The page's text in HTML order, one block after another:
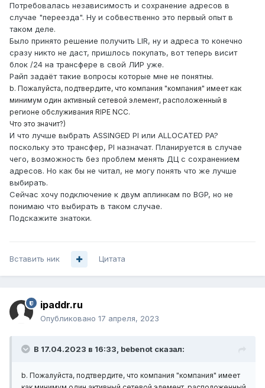
Потребовалась независимость и сохранение адресов в
случае "переезда". Ну и собвественно это первый опыт в
таком деле.
Было принято решение получить LIR, ну и адреса то конечно
сразу никто не даст, пришлось покупать, вот теперь висит
блок /24 на трансфере в свой ЛИР уже.
Райп задаёт такие вопросы которые мне не понятны.
b. Пожалуйста, подтвердите, что компания "компания" имеет как
минимум один активный сетевой элемент, расположенный в
регионе обслуживания RIPE NCC.
Что это значит?)
И что лучше выбрать ASSINGED PI или ALLOCATED PA?
поскольку это трансфер, PI назначат. Планируется в случае
чего, возможность без проблем менять ДЦ с сохранением
адресов. Но как бы не читал, не могу понять что же лучше
выбирать.
Сейчас хочу подключение к двум аплинкам по BGP, но не
понимаю что выбирать в таком случае.
Подскажите знатоки.
Вставить ник Цитата
ipaddr.ru
Опубликовано 17 апреля, 2023
В 17.04.2023 в 16:33, bebenot сказал:
b. Пожалуйста, подтвердите, что компания "компания" имеет